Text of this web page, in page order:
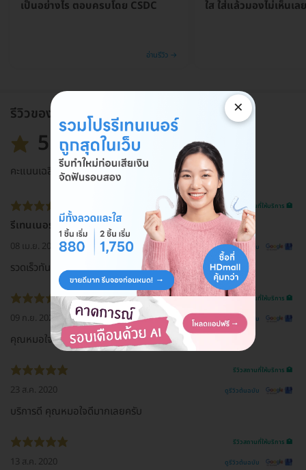
เป็นอย่างไร ตอบครบโดย CSDC
อ่านรีวิว →
ใส ใส่แล้วมองไม่เห็นเลย
รีวิวของแพ็กเกจ
5.0
คะแนนเฉลี่ย
รีวิวสถานที่ให้บริการ 🏥
รีเทนเนอร์ใส
08 เม.ย. 2024 ดูรีวิวต้นฉบับ
รวดเร็วทันใช้ นัดคิวง่ายมากค่ะ
รีวิวสถานที่ให้บริการ 🏥
09 ก.ย. 2020 ดูรีวิวต้นฉบับ
คุณหมอใจดีนะคะ
รีวิวสถานที่ให้บริการ 🏥
23 ส.ค. 2020 ดูรีวิวต้นฉบับ
บริการดี คุณหมอใจดีมากเลยครับ
รีวิวสถานที่ให้บริการ 🏥
13 ส.ค. 2020 ดูรีวิวต้นฉบับ
×